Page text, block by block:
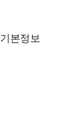
기본정보